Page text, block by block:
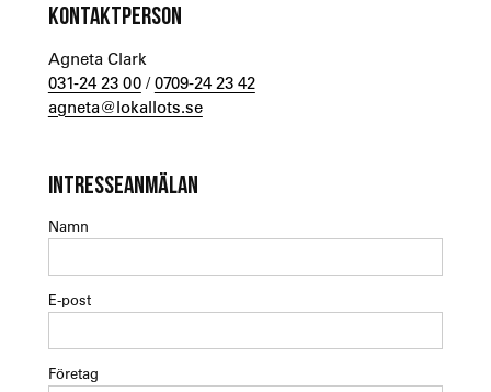
KONTAKTPERSON
Agneta Clark
031-24 23 00/0709-24 23 42
agneta@lokallots.se
INTRESSEANMÄLAN
Namn
E-post
Företag